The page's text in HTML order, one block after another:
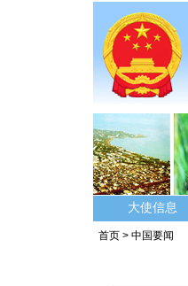
大使信息
首页 > 中国要闻